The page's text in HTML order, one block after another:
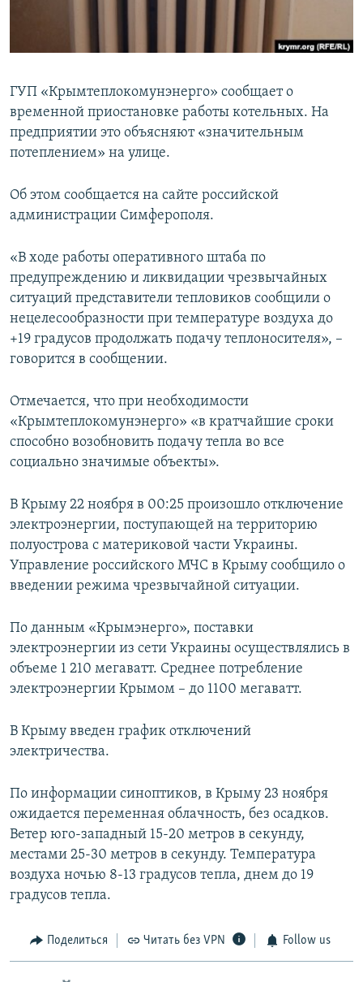
УКРАИНСКАЯ ПРОБЛЕМА КРЫМА
Все сайты RFE/RL
ГУП «Крымтеплокомунэнерго» сообщает о
временной приостановке работы котельных. На
предприятии это объясняют «значительным
потеплением» на улице.
Об этом сообщается на сайте российской
администрации Симферополя.
«В ходе работы оперативного штаба по
предупреждению и ликвидации чрезвычайных
ситуаций представители тепловиков сообщили о
нецелесообразности при температуре воздуха до
+19 градусов продолжать подачу теплоносителя», –
говорится в сообщении.
Отмечается, что при необходимости
«Крымтеплокомунэнерго» «в кратчайшие сроки
способно возобновить подачу тепла во все
социально значимые объекты».
В Крыму 22 ноября в 00:25 произошло отключение
электроэнергии, поступающей на территорию
полуострова с материковой части Украины.
Управление российского МЧС в Крыму сообщило о
введении режима чрезвычайной ситуации.
По данным «Крымэнерго», поставки
электроэнергии из сети Украины осуществлялись в
объеме 1 210 мегаватт. Среднее потребление
электроэнергии Крымом – до 1100 мегаватт.
В Крыму введен график отключений
электричества.
По информации синоптиков, в Крыму 23 ноября
ожидается переменная облачность, без осадков.
Ветер юго-западный 15-20 метров в секунду,
местами 25-30 метров в секунду. Температура
воздуха ночью 8-13 градусов тепла, днем до 19
градусов тепла.
Поделиться Читать без VPN Follow us